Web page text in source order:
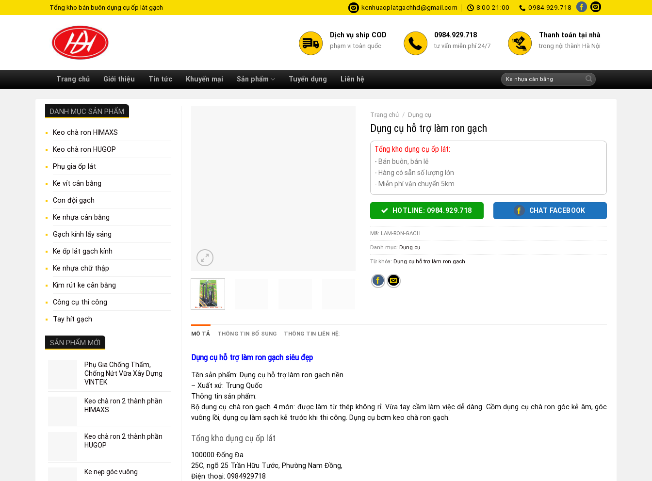
to
Tổng kho bán buôn dụng cụ ốp lát gạch kenhuaoplatgachhd@gmail.com 8:00-21:00 0984.929.718
Dịch vụ ship COD
phạm vi toàn quốc
0984.929.718
tư vấn miễn phí 24/7
Thanh toán tại nhà
trong nội thành Hà Nội
Trang chủ Giới thiệu Tin tức Khuyến mại Sản phẩm Tuyển dụng Liên hệ
Tìm
kiếm:
DANH MỤC SẢN PHẨM
Keo chà ron HIMAXS
Keo chà ron HUGOP
Phụ gia ốp lát
Ke vít cân bằng
Con đội gạch
Ke nhựa cân bằng
Gạch kính lấy sáng
Ke ốp lát gạch kính
Ke nhựa chữ thập
Kìm rút ke cân bằng
Công cụ thi công
Tay hít gạch
SẢN PHẨM MỚI
Phụ Gia Chống Thấm,
Chống Nứt Vữa Xây Dựng
VINTEK
Keo chà ron 2 thành phần
HIMAXS
Keo chà ron 2 thành phần
HUGOP
Ke nẹp góc vuông
Trang chủ / Dụng cụ
Dụng cụ hỗ trợ làm ron gạch
Tổng kho dụng cụ ốp lát:
- Bán buôn, bán lẻ
- Hàng có sẵn số lượng lớn
- Miễn phí vận chuyển 5km
HOTLINE: 0984.929.718 CHAT FACEBOOK
Mã: LAM-RON-GACH
Danh mục:Dụng cụ
Từ khóa:Dụng cụ hỗ trợ làm ron gạch
MÔ TẢ THÔNG TIN BỔ SUNG THÔNG TIN LIÊN HỆ:
Dụng cụ hỗ trợ làm ron gạch siêu đẹp
Tên sản phẩm: Dụng cụ hỗ trợ làm ron gạch nền
– Xuất xứ: Trung Quốc
Thông tin sản phẩm:
Bộ dụng cụ chà ron gạch 4 món: được làm từ thép không rỉ. Vừa tay cầm làm việc dễ dàng. Gồm dụng cụ chà ron góc kẻ âm, góc
vuông lồi, dụng cụ làm sạch kẻ trước khi thi công. Dụng cụ bơm keo chà ron gạch.
Tổng kho dụng cụ ốp lát
100000 Đống Đa
25C, ngõ 25 Trần Hữu Tước, Phường Nam Đồng,
Điện thoại: 0984929718